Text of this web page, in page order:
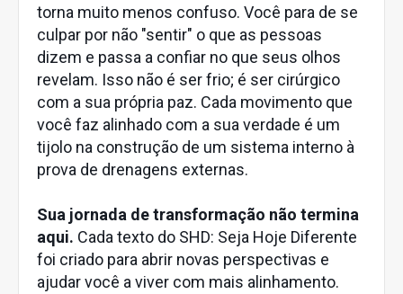
torna muito menos confuso. Você para de se
culpar por não "sentir" o que as pessoas
dizem e passa a confiar no que seus olhos
revelam. Isso não é ser frio; é ser cirúrgico
com a sua própria paz. Cada movimento que
você faz alinhado com a sua verdade é um
tijolo na construção de um sistema interno à
prova de drenagens externas.
Sua jornada de transformação não termina
aqui. Cada texto do SHD: Seja Hoje Diferente
foi criado para abrir novas perspectivas e
ajudar você a viver com mais alinhamento.